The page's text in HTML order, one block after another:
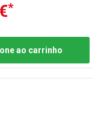
*
ao carrinho